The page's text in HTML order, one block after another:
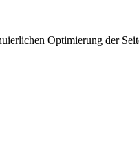
Optimierung der